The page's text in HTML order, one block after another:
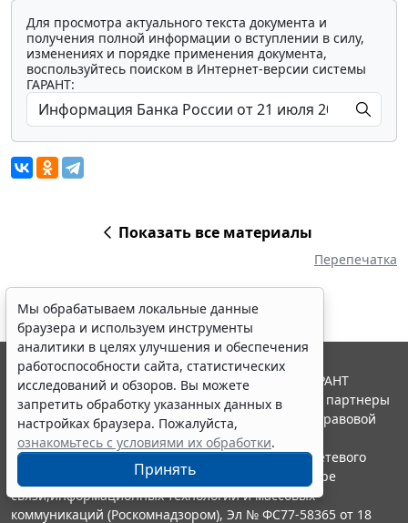
Для просмотра актуального текста документа и
получения полной информации о вступлении в силу,
изменениях и порядке применения документа,
воспользуйтесь поиском в Интернет-версии системы
ГАРАНТ:
Показать все материалы
Перепечатка
Мы обрабатываем локальные данные
браузера и используем инструменты
аналитики в целях улучшения и обеспечения
работоспособности сайта, статистических
исследований и обзоров. Вы можете
запретить обработку указанных данных в
настройках браузера. Пожалуйста,
ознакомьтесь с условиями их обработки.
Принять
© ООО "НПП "ГАРАНТ-СЕРВИС", 2026. Система ГАРАНТ
выпускается с 1990 года. Компания "Гарант" и ее партнеры
являются участниками Российской ассоциации правовой
информации ГАРАНТ.
Портал ГАРАНТ.РУ зарегистрирован в качестве сетевого
издания Федеральной службой по надзору в сфере
связи,информационных технологий и массовых
коммуникаций (Роскомнадзором), Эл № ФС77-58365 от 18